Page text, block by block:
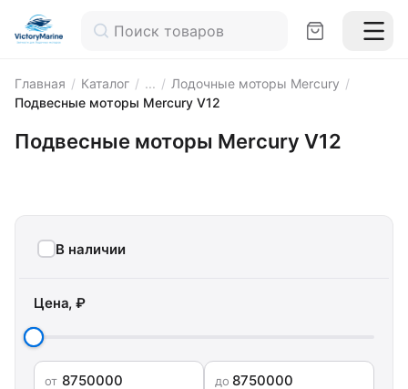
Главная / Каталог / ... / Лодочные моторы Mercury /
Подвесные моторы Mercury V12
Подвесные моторы Mercury V12
В наличии
Цена, ₽
от до